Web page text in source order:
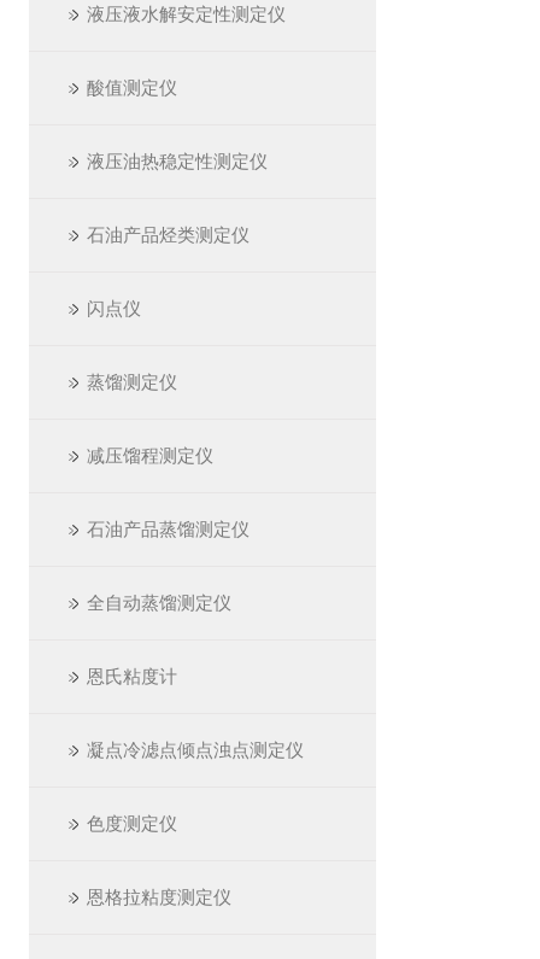
液压液水解安定性测定仪
酸值测定仪
液压油热稳定性测定仪
石油产品烃类测定仪
闪点仪
蒸馏测定仪
减压馏程测定仪
石油产品蒸馏测定仪
全自动蒸馏测定仪
恩氏粘度计
凝点冷滤点倾点浊点测定仪
色度测定仪
恩格拉粘度测定仪